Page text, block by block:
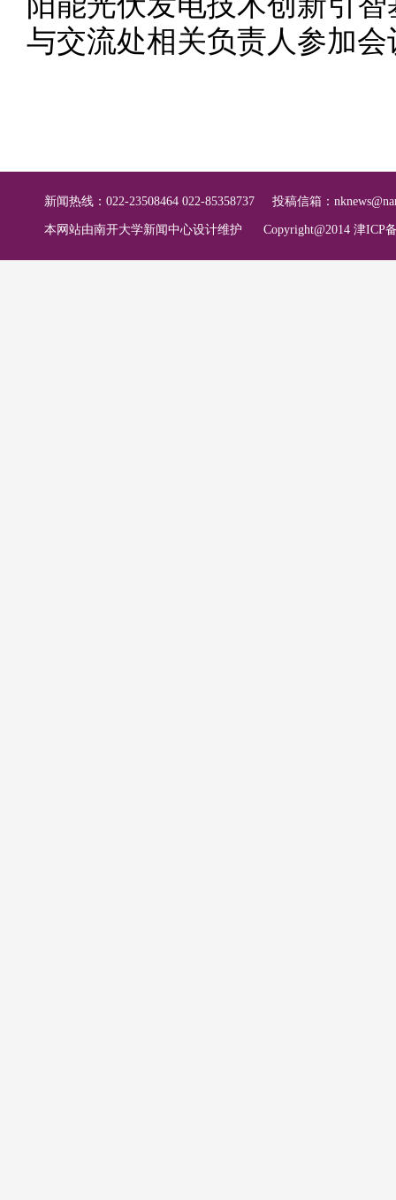
与交流处相关负责人参加会
新闻热线：022-23508464 022-85358737 投稿信箱：
本网站由南开大学新闻中心设计维护 Copyright@2014 津ICP